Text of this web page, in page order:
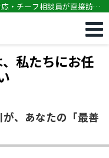
・チーフ相談員が直接訪問
なら任意売却エージェン
私たちにお任
が、あなたの「最善